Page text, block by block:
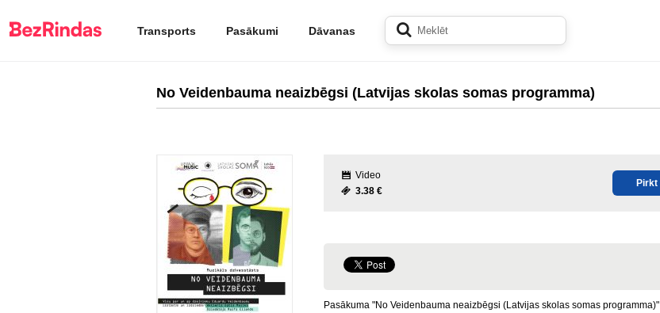
Transports Pasākumi Dāvanas
No Veidenbauma neaizbēgsi (Latvijas skolas somas programma)
Video
3.38 €
Pirkt
Pasākuma "No Veidenbauma neaizbēgsi (Latvijas skolas somas programma)"